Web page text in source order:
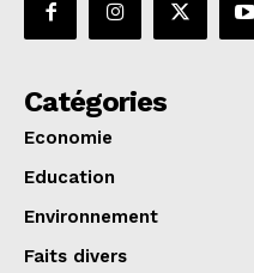
Catégories
Economie
Education
Environnement
Faits divers